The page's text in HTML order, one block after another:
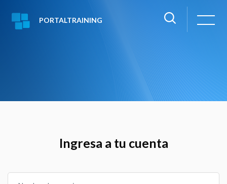
PORTALTRAINING
Ingresa a tu cuenta